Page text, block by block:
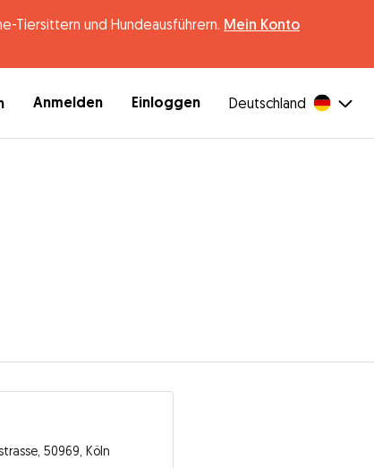
Tiersittern und Hundeausführern. Mein Konto
Anmelden Einloggen Deutschland
50969, Köln